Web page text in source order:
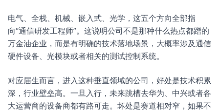
电气、全栈、机械、嵌入式、光学，这五个方向全部指
向“通信研发工程师”。这说明公司不是那种什么热点都蹭的
万金油企业，而是有明确的技术落地场景，大概率涉及通信
硬件设备、光模块或者相关的测试控制系统。
对应届生而言，进入这种垂直领域的公司，好处是技术积累
深，行业壁垒高。一旦入行，未来跳槽去华为、中兴或者各
大运营商的设备商都有路可走。坏处是赛道相对窄，如果不